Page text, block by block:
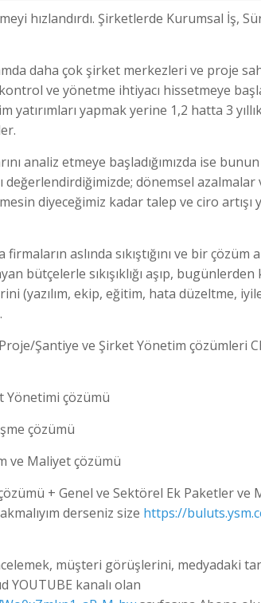
hızlandırdı. Şirketlerde Kurumsal İş,
daha çok şirket merkezleri ve proje
ve yönetme ihtiyacı hissetmeye
yatırımları yapmak yerine 1,2 hatta 3
analiz etmeye başladığımızda ise bunun
değerlendirdiğimizde; dönemsel azalmalar
diyeceğimiz kadar talep ve ciro artışı
aslında sıkıştığını ve bir çözüm
bütçelerle sıkışıklığı aşıp,
(yazılım, ekip, eğitim, hata düzeltme,
Şantiye ve Şirket Yönetim çözümleri
Yönetimi çözümü
çözümü
ve Maliyet çözümü
+ Genel ve Sektörel Ek Paketler ve
derseniz size https://
müşteri görüşlerini, medyadaki
YOUTUBE kanalı olan